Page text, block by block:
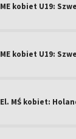
ME kobiet U19:
ME kobiet U19:
El. MŚ kobiet: